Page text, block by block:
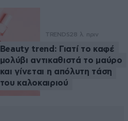
TRENDS28 λ. πριν
Beauty trend: Γιατί το καφέ
μολύβι αντικαθιστά το μαύρο
και γίνεται η απόλυτη τάση
του καλοκαιριού